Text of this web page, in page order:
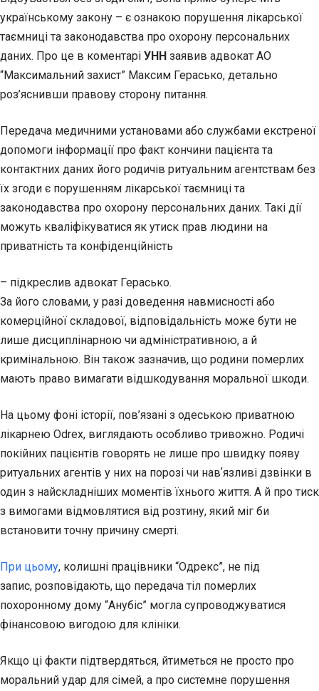
українському закону – є ознакою порушення лікарської
таємниці та законодавства про охорону персональних
даних. Про це в коментарі УНН заявив адвокат АО
“Максимальний захист” Максим Герасько, детально
роз’яснивши правову сторону питання.
Передача медичними установами або службами екстреної
допомоги інформації про факт кончини пацієнта та
контактних даних його родичів ритуальним агентствам без
їх згоди є порушенням лікарської таємниці та
законодавства про охорону персональних даних. Такі дії
можуть кваліфікуватися як утиск прав людини на
приватність та конфіденційність
– підкреслив адвокат Герасько.
За його словами, у разі доведення навмисності або
комерційної складової, відповідальність може бути не
лише дисциплінарною чи адміністративною, а й
кримінальною. Він також зазначив, що родини померлих
мають право вимагати відшкодування моральної шкоди.
На цьому фоні історії, пов’язані з одеською приватною
лікарнею Odrex, виглядають особливо тривожно. Родичі
покійних пацієнтів говорять не лише про швидку появу
ритуальних агентів у них на порозі чи навʼязливі дзвінки в
один з найскладніших моментів їхнього життя. А й про тиск
з вимогами відмовлятися від розтину, який міг би
встановити точну причину смерті.
При цьому, колишні працівники “Одрекс”, не під
запис, розповідають, що передача тіл померлих
похоронному дому “Анубіс” могла супроводжуватися
фінансовою вигодою для клініки.
Якщо ці факти підтвердяться, йтиметься не просто про
моральний удар для сімей, а про системне порушення